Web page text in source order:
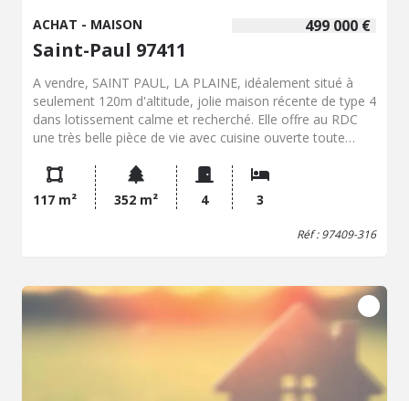
499 000 €
ACHAT - MAISON
Saint-Paul 97411
A vendre, SAINT PAUL, LA PLAINE, idéalement situé à
seulement 120m d'altitude, jolie maison récente de type 4
dans lotissement calme et recherché. Elle offre au RDC
une très belle pièce de vie avec cuisine ouverte toute
chambre avec salle d'eau et un wc. A l'étage 2 chambres
très spacieuses, une salle de bains avec wc. Le tout sur
un terrain clos de 350m² avec place de parking. A voir très
rapidement ! Contactez le service Négociation-Expertise
informations sur les risques auxquels ce bien est exposé
sont disponibles sur le site Géorisques
http://www.georisques.gouv.fr”.
117 m² 352 m² 4 3
Réf : 97409-316